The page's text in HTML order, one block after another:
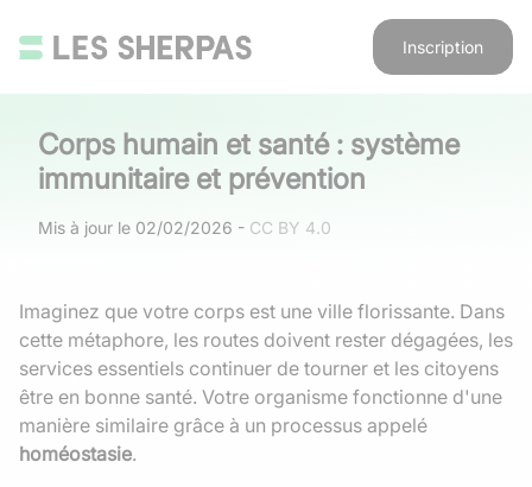
Inscription
Corps humain et santé : système
immunitaire et prévention
Mis à jour le 02/02/2026 - CC BY 4.0
Imaginez que votre corps est une ville florissante. Dans
cette métaphore, les routes doivent rester dégagées, les
services essentiels continuer de tourner et les citoyens
être en bonne santé. Votre organisme fonctionne d'une
manière similaire grâce à un processus appelé
homéostasie.